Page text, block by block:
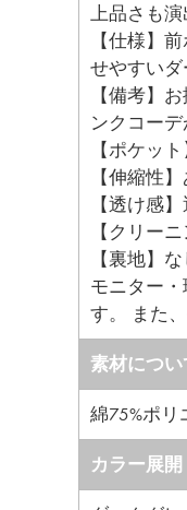
上品さも
【仕様】
せやすいダ
【備考】
ンクコー
【ポケッ
【伸縮性】
【透け感
【クリー
【裏地】な
モニター
す。 また
素材につい
綿75%ポリ
カラー展開